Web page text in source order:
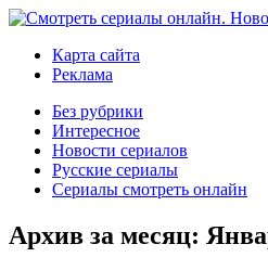
Карта сайта
Реклама
Без рубрики
Интересное
Новости сериалов
Русские сериалы
Сериалы смотреть онлайн
Архив за месяц: